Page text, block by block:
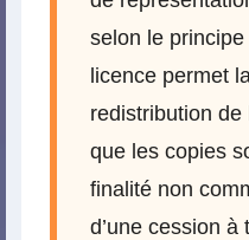
selon le
licence permet
redistribution
que les copies
finalité non
d’une cession à